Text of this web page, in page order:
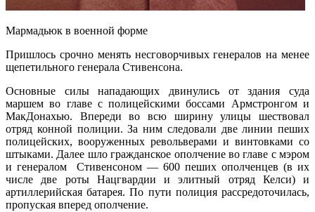
Мармадьюк в военной форме
Пришлось срочно менять несговорчивых генералов на менее
щепетильного генерала Стивенсона.
Основные силы нападающих двинулись от здания суда
маршем во главе с полицейскими боссами Армстронгом и
МакДонахью. Впереди во всю ширину улицы шествовал
отряд конной полиции. За ним следовали две линии пеших
полицейских, вооруженных револьверами и винтовками со
штыками. Далее шло гражданское ополчение во главе с мэром
и генералом Стивенсоном — 600 пеших ополченцев (в их
числе две роты Нацгвардии и элитный отряд Келси) и
артиллерийская батарея. По пути полиция рассредоточилась,
пропуская вперед ополчение.